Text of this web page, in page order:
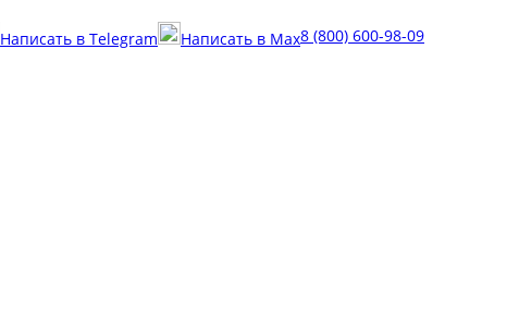
Написать в Telegram Написать в Max8 (800) 600-98-09